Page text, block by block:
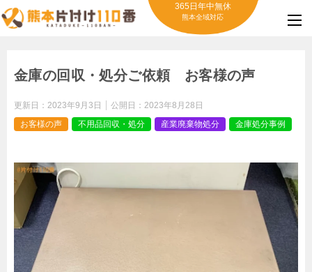
365日年中無休
熊本全域対応
金庫の回収・処分ご依頼 お客様の声
更新日： 2023年9月3日 公開日： 2023年8月28日
お客様の声
不用品回収・処分 産業廃棄物処分 金庫処分事例